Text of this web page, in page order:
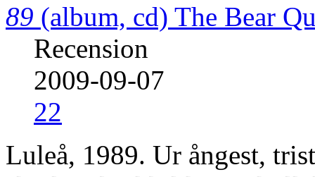
89 (album, cd) The Bear
Recension
2009-09-07
22
Luleå, 1989. Ur ångest,